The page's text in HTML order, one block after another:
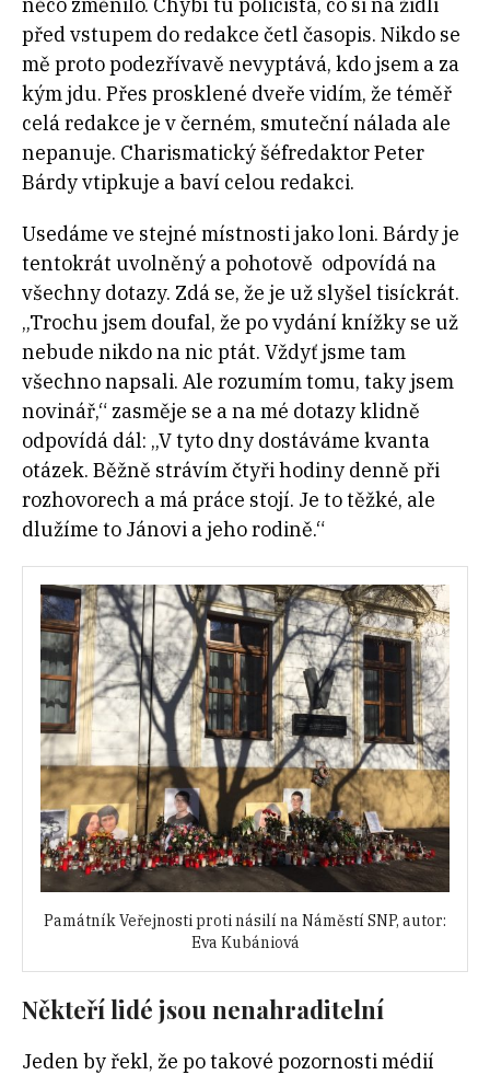
něco změnilo. Chybí tu policista, co si na židli
před vstupem do redakce četl časopis. Nikdo se
mě proto podezřívavě nevyptává, kdo jsem a za
kým jdu. Přes prosklené dveře vidím, že téměř
celá redakce je v černém, smuteční nálada ale
nepanuje. Charismatický šéfredaktor Peter
Bárdy vtipkuje a baví celou redakci.
Usedáme ve stejné místnosti jako loni. Bárdy je
tentokrát uvolněný a pohotově odpovídá na
všechny dotazy. Zdá se, že je už slyšel tisíckrát.
„Trochu jsem doufal, že po vydání knížky se už
nebude nikdo na nic ptát. Vždyť jsme tam
všechno napsali. Ale rozumím tomu, taky jsem
novinář,“ zasměje se a na mé dotazy klidně
odpovídá dál: „V tyto dny dostáváme kvanta
otázek. Běžně strávím čtyři hodiny denně při
rozhovorech a má práce stojí. Je to těžké, ale
dlužíme to Jánovi a jeho rodině.“
Památník Veřejnosti proti násilí na Náměstí SNP, autor:
Eva Kubániová
Někteří lidé jsou nenahraditelní
Jeden by řekl, že po takové pozornosti médií